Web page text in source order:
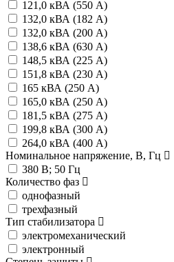
121,0 кВА (550 А)
132,0 кВА (182 А)
132,0 кВА (200 А)
138,6 кВА (630 А)
148,5 кВА (225 А)
151,8 кВА (230 А)
165 кВА (250 А)
165,0 кВА (250 А)
181,5 кВА (275 А)
199,8 кВА (300 А)
264,0 кВА (400 А)
Номинальное напряжение, В, Гц
380 В; 50 Гц
Количество фаз
однофазный
трехфазный
Тип стабилизатора
электромеханический
электронный